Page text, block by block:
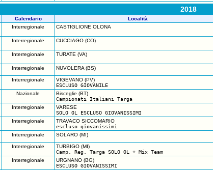
2018
Calendario Località
Interregionale CASTIGLIONE OLONA
Interregionale CUCCIAGO (CO)
Interregionale TURATE (VA)
Interregionale NUVOLERA (BS)
Interregionale
VIGEVANO (PV)
ESCLUSO GIOVANILE
Nazionale
Bisceglie (BT)
Campionati Italiani Targa
Interregionale
VARESE
SOLO OL ESCLUSO GIOVANISSIMI
Interregionale
TRAVACO SICCOMARIO
escluso giovanissimi
Interregionale SOLARO (MI)
Interregionale
TURBIGO (MI)
Camp. Reg. Targa SOLO OL + Mix Team
Interregionale
URGNANO (BG)
ESCLUSO GIOVANISSIMI